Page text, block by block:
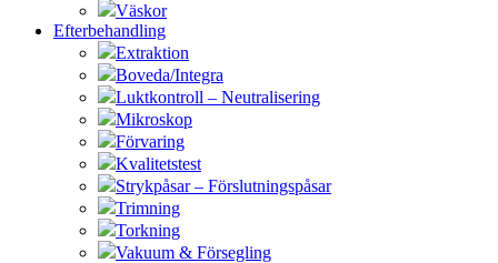
Väskor
Efterbehandling
Extraktion
Boveda/Integra
Luktkontroll – Neutralisering
Mikroskop
Förvaring
Kvalitetstest
Strykpåsar – Förslutningspåsar
Trimning
Torkning
Vakuum & Försegling